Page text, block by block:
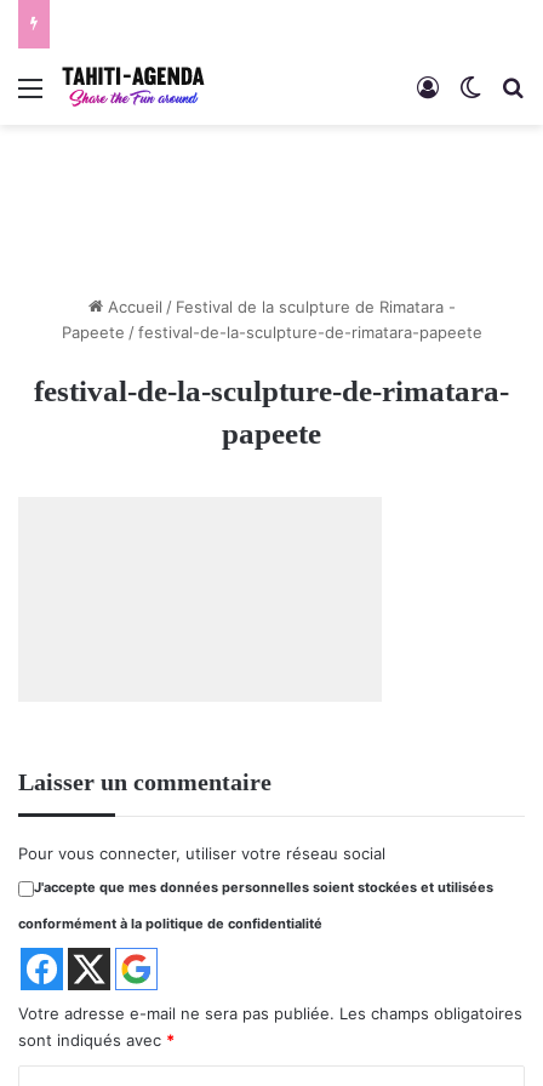
Menu Connexion
Accueil / Festival de la sculpture de Rimatara -
Papeete / festival-de-la-sculpture-de-rimatara-papeete
festival-de-la-sculpture-de-rimatara-
papeete
Laisser un commentaire
Pour vous connecter, utiliser votre réseau social
J'accepte que mes données personnelles soient stockées et utilisées
conformément à la politique de confidentialité
Votre adresse e-mail ne sera pas publiée. Les champs obligatoires
sont indiqués avec *